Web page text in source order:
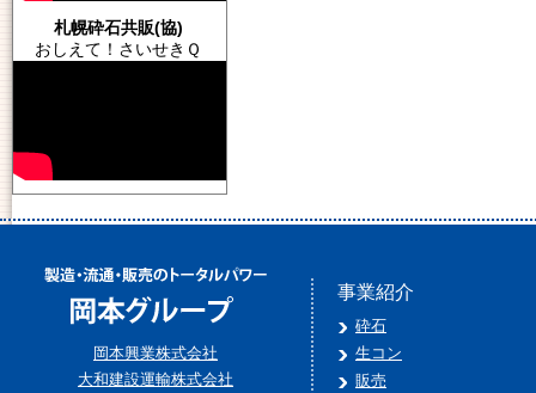
札幌砕石共販(協)
おしえて！さいせきＱ
岡本興業株式会社
大和建設運輸株式会社
事業紹介
砕石
生コン
販売